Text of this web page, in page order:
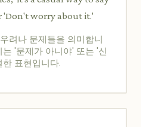
'Don't worry about it.'
려나 문제들을 의미합니
'문제가 아니야' 또는 '신
표현입니다.